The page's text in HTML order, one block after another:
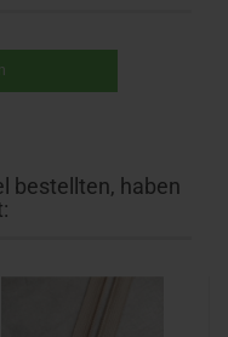
bestellten, haben